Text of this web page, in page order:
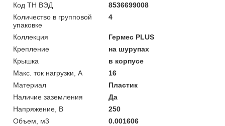
Код ТН ВЭД
8536699008
Количество в групповой
упаковке
4
Коллекция
Гермес PLUS
Крепление
на шурупах
Крышка
в корпусе
Макс. ток нагрузки, А
16
Материал
Пластик
Наличие заземления
Да
Напряжение, В
250
Объем, м3
0.001606